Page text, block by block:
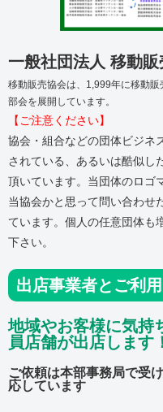
一般社団法人 移動
移動販売協会は、1,999年に移動
部会を展開しています。
【ご注意ください】
協会・組合などの団体ビジネ
されている、あるいは酷似し
頂いています。当団体のロゴ
当協会かと思って問い合わせ
ています。個人の任意団体も
下さい。
出店事業者とご利
地域やお客様に気持
員店舗が出店します！
ご依頼は本部事務局で受
応しています